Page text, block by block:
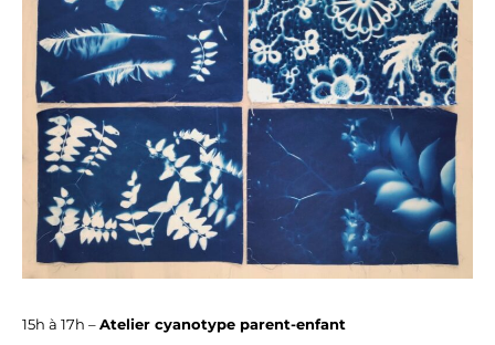
15h à 17h –Atelier cyanotype parent-enfant